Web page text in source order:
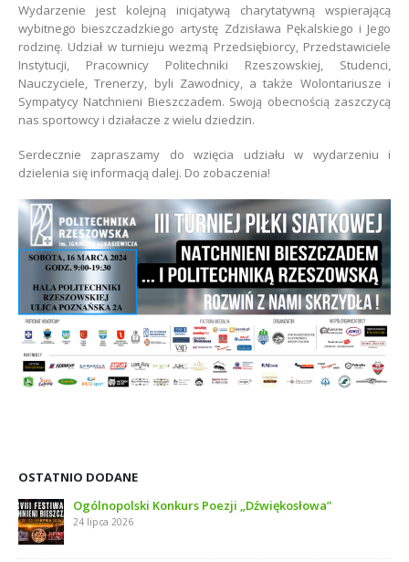
Wydarzenie jest kolejną inicjatywą charytatywną wspierającą
wybitnego bieszczadzkiego artystę Zdzisława Pękalskiego i Jego
rodzinę. Udział w turnieju wezmą Przedsiębiorcy, Przedstawiciele
Instytucji, Pracownicy Politechniki Rzeszowskiej, Studenci,
Nauczyciele, Trenerzy, byli Zawodnicy, a także Wolontariusze i
Sympatycy Natchnieni Bieszczadem. Swoją obecnością zaszczycą
nas sportowcy i działacze z wielu dziedzin.
Serdecznie zapraszamy do wzięcia udziału w wydarzeniu i
dzielenia się informacją dalej. Do zobaczenia!
OSTATNIO DODANE
Ogólnopolski Konkurs Poezji „Dźwiękosłowa”
24 lipca 2026